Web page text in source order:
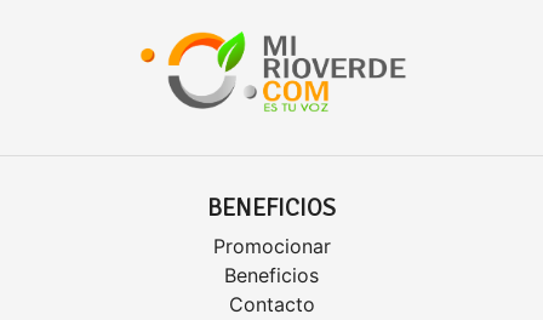
BENEFICIOS
Promocionar
Beneficios
Contacto